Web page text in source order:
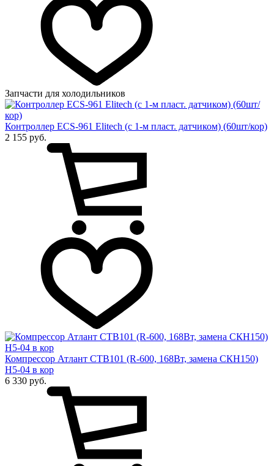
Запчасти для холодильников
Контроллер ECS-961 Elitech (с 1-м пласт. датчиком) (60шт/кор)
2 155 руб.
Компрессор Атлант СТВ101 (R-600, 168Вт, замена СКН150)
Н5-04 в кор
6 330 руб.